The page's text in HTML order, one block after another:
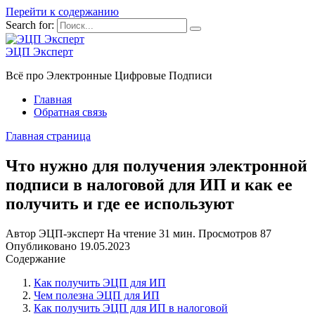
Перейти к содержанию
Search for:
ЭЦП Эксперт
Всё про Электронные Цифровые Подписи
Главная
Обратная связь
Главная страница
Что нужно для получения электронной
подписи в налоговой для ИП и как ее
получить и где ее используют
Автор ЭЦП-эксперт На чтение 31 мин. Просмотров 87
Опубликовано 19.05.2023
Содержание
Как получить ЭЦП для ИП
Чем полезна ЭЦП для ИП
Как получить ЭЦП для ИП в налоговой